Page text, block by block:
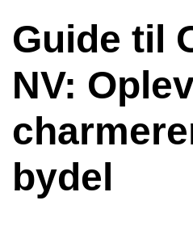
Guide til
NV:
bydel